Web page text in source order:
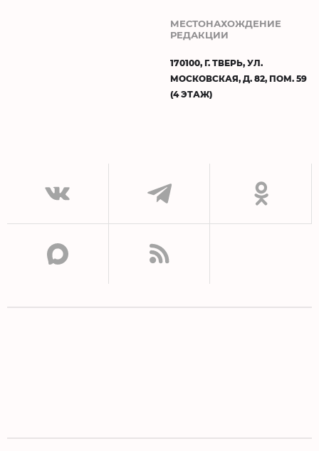
МЕСТОНАХОЖДЕНИЕ
РЕДАКЦИИ
170100, Г. ТВЕРЬ, УЛ.
МОСКОВСКАЯ, Д. 82, ПОМ. 59
(4 ЭТАЖ)